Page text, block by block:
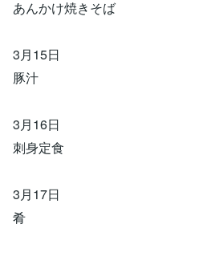
あんかけ焼きそば
3月15日
豚汁
3月16日
刺身定食
3月17日
肴